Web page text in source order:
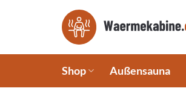
Shop Außensauna